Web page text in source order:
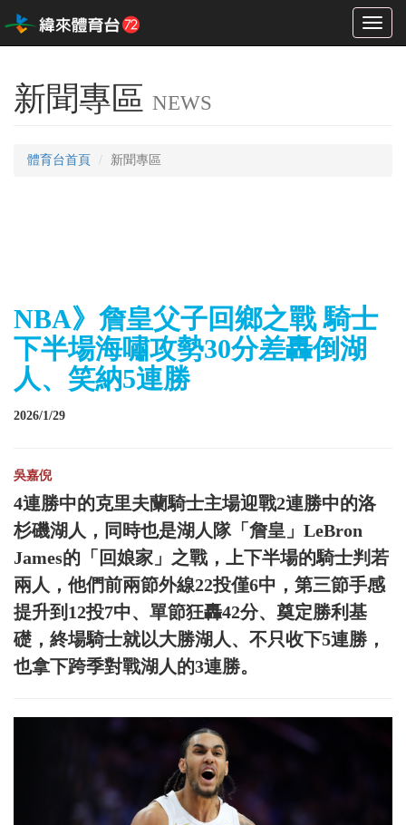
Toggle
新聞專區 NEWS
體育台首頁 新聞專區
NBA》詹皇父子回鄉之戰 騎士
下半場海嘯攻勢30分差轟倒湖
人、笑納5連勝
2026/1/29
吳嘉倪
4連勝中的克里夫蘭騎士主場迎戰2連勝中的洛
杉磯湖人，同時也是湖人隊「詹皇」LeBron
James的「回娘家」之戰，上下半場的騎士判若
兩人，他們前兩節外線22投僅6中，第三節手感
提升到12投7中、單節狂轟42分、奠定勝利基
礎，終場騎士就以大勝湖人、不只收下5連勝，
也拿下跨季對戰湖人的3連勝。